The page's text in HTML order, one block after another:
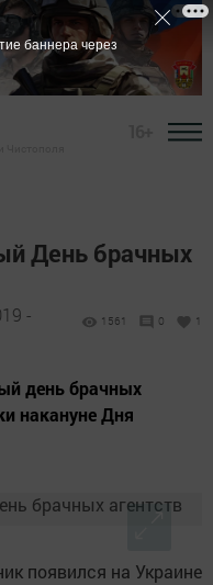
День брачных
-
1561 0 1
день брачных
накануне Дня
появился на Украине
баннера через